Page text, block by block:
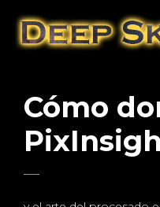
Cómo